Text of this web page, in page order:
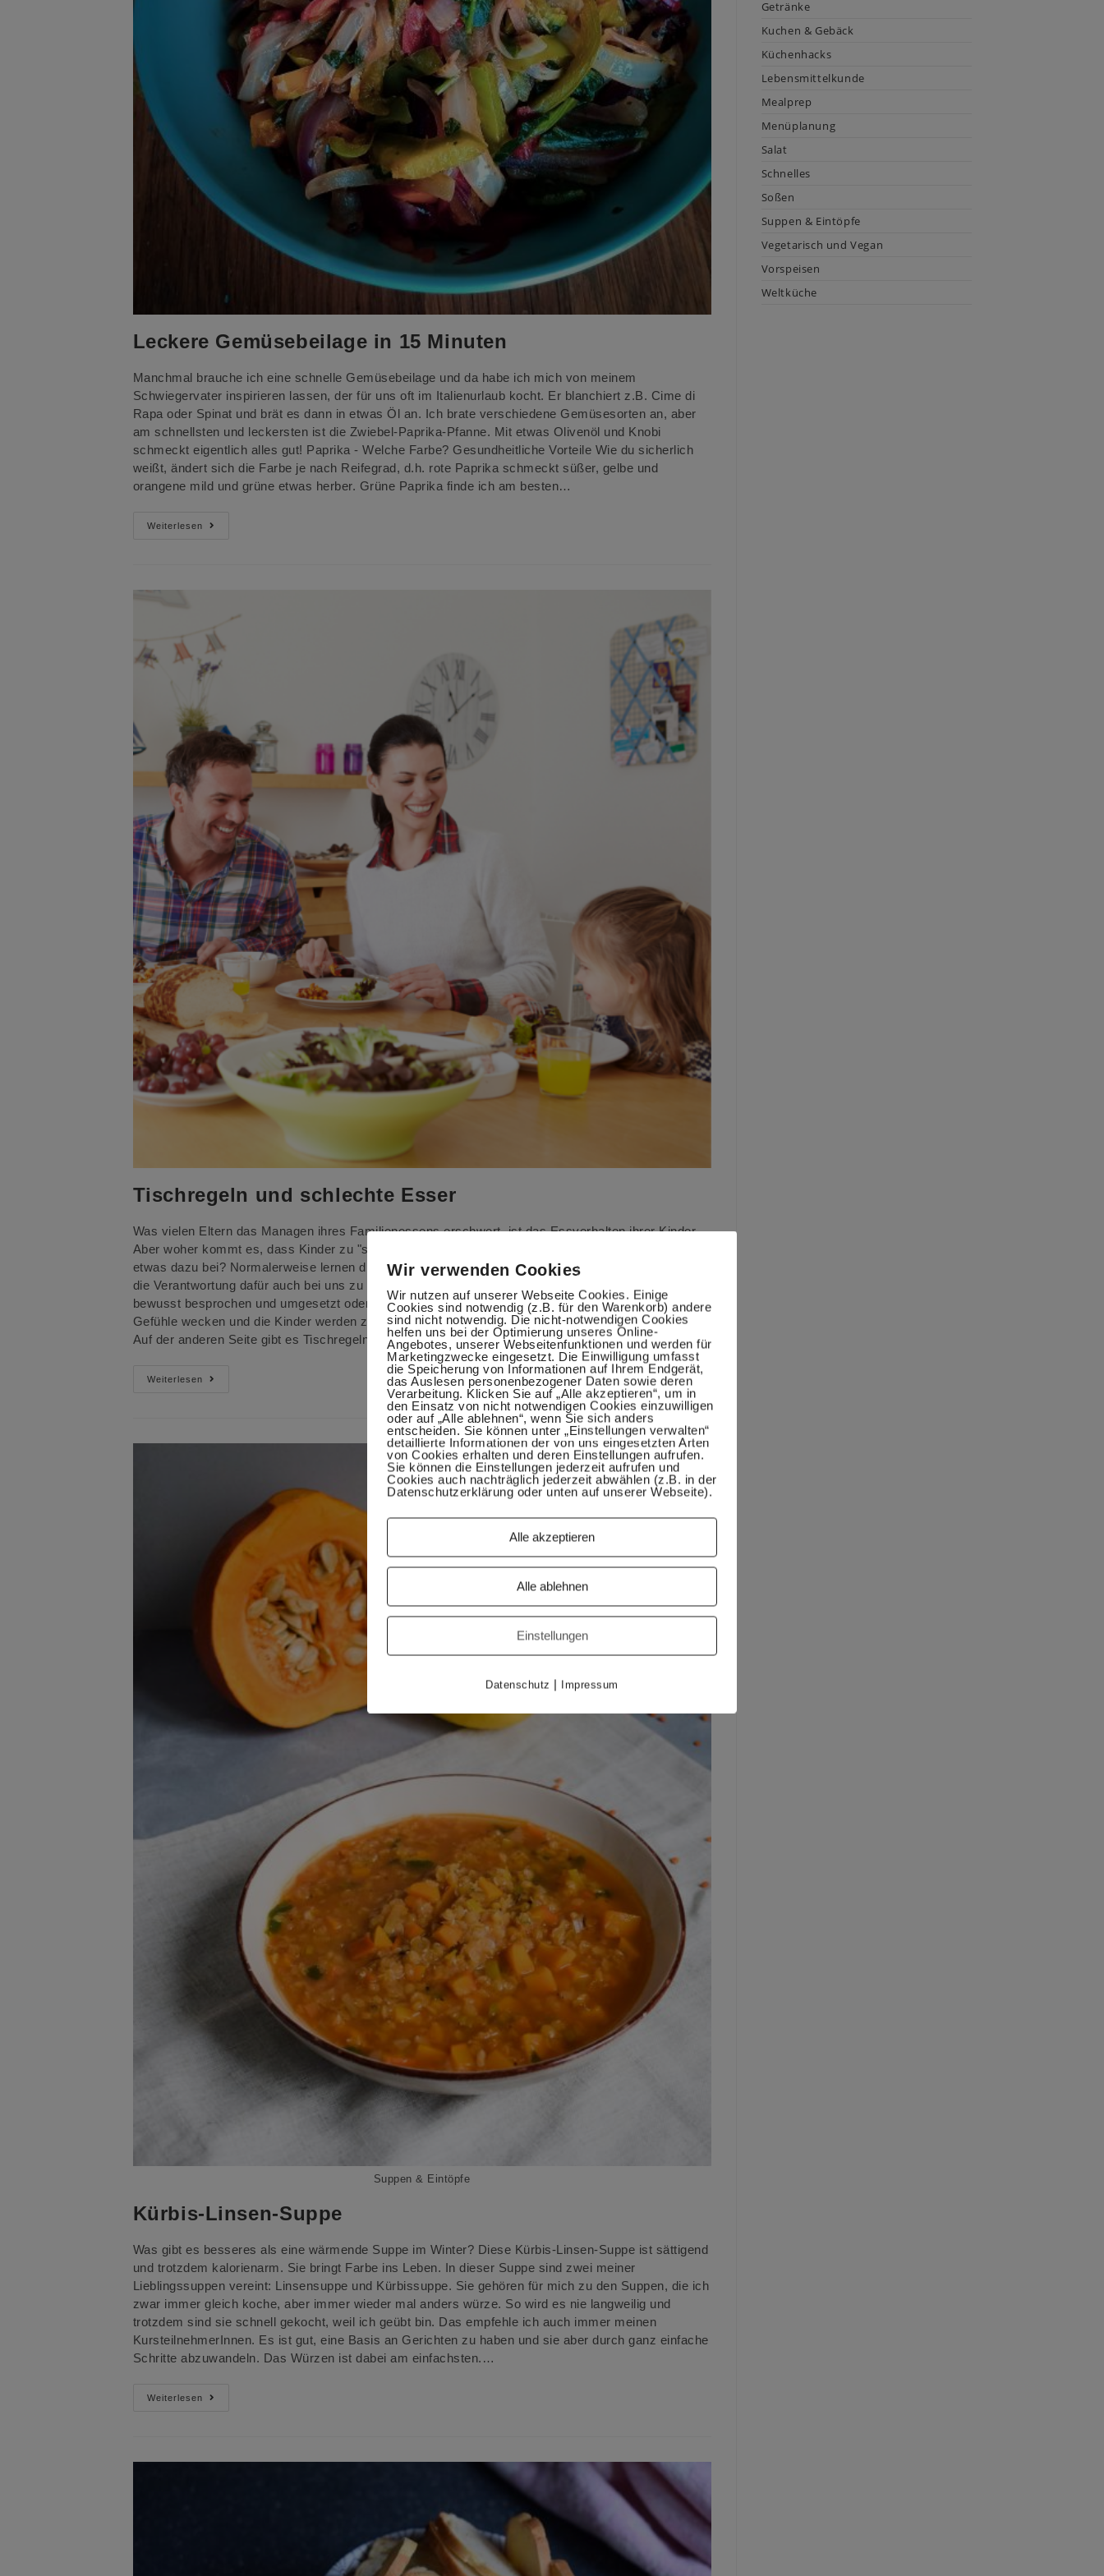
Leckere Gemüsebeilage in 15 Minuten
Manchmal brauche ich eine schnelle Gemüsebeilage und da habe ich mich von meinem
Schwiegervater inspirieren lassen, der für uns oft im Italienurlaub kocht. Er blanchiert z.B. Cime di
Rapa oder Spinat und brät es dann in etwas Öl an. Ich brate verschiedene Gemüsesorten an, aber
am schnellsten und leckersten ist die Zwiebel-Paprika-Pfanne. Mit etwas Olivenöl und Knobi
schmeckt eigentlich alles gut! Paprika - Welche Farbe? Gesundheitliche Vorteile Wie du sicherlich
weißt, ändert sich die Farbe je nach Reifegrad, d.h. rote Paprika schmeckt süßer, gelbe und
orangene mild und grüne etwas herber. Grüne Paprika finde ich am besten…
WeiterlesenLeckere
Tischregeln und schlechte Esser
Was vielen Eltern das Managen ihres Familienessens erschwert, ist das Essverhalten ihrer Kinder.
Aber woher kommt es, dass Kinder zu "schlechten" Essern werden. Tragen wir als Eltern vielleicht
etwas dazu bei? Normalerweise lernen die Babys das Essen von uns Eltern, deshalb bin ich geneigt
die Verantwortung dafür auch bei uns zu sehen. In den meisten Familien gibt es wohl Tischregeln, ob
bewusst besprochen und umgesetzt oder "natürlich gewachsen". Manche Regeln können positive
Gefühle wecken und die Kinder werden zu "guten" Essern, die nicht nur Nudeln mit Ketchup essen.
Auf der anderen Seite gibt es Tischregeln, die genau…
WeiterlesenTischregeln
Suppen & Eintöpfe
Kürbis-Linsen-Suppe
Was gibt es besseres als eine wärmende Suppe im Winter? Diese Kürbis-Linsen-Suppe ist sättigend
und trotzdem kalorienarm. Sie bringt Farbe ins Leben. In dieser Suppe sind zwei meiner
Lieblingssuppen vereint: Linsensuppe und Kürbissuppe. Sie gehören für mich zu den Suppen, die ich
zwar immer gleich koche, aber immer wieder mal anders würze. So wird es nie langweilig und
trotzdem sind sie schnell gekocht, weil ich geübt bin. Das empfehle ich auch immer meinen
KursteilnehmerInnen. Es ist gut, eine Basis an Gerichten zu haben und sie aber durch ganz einfache
Schritte abzuwandeln. Das Würzen ist dabei am einfachsten.…
WeiterlesenKürbis-
Getränke
Kuchen & Gebäck
Küchenhacks
Lebensmittelkunde
Mealprep
Menüplanung
Salat
Schnelles
Soßen
Suppen & Eintöpfe
Vegetarisch und Vegan
Vorspeisen
Weltküche
Wir verwenden Cookies
Wir nutzen auf unserer Webseite Cookies. Einige
Cookies sind notwendig (z.B. für den Warenkorb) andere
sind nicht notwendig. Die nicht-notwendigen Cookies
helfen uns bei der Optimierung unseres Online-
Angebotes, unserer Webseitenfunktionen und werden für
Marketingzwecke eingesetzt. Die Einwilligung umfasst
die Speicherung von Informationen auf Ihrem Endgerät,
das Auslesen personenbezogener Daten sowie deren
Verarbeitung. Klicken Sie auf „Alle akzeptieren“, um in
den Einsatz von nicht notwendigen Cookies einzuwilligen
oder auf „Alle ablehnen“, wenn Sie sich anders
entscheiden. Sie können unter „Einstellungen verwalten“
detaillierte Informationen der von uns eingesetzten Arten
von Cookies erhalten und deren Einstellungen aufrufen.
Sie können die Einstellungen jederzeit aufrufen und
Cookies auch nachträglich jederzeit abwählen (z.B. in der
Datenschutzerklärung oder unten auf unserer Webseite).
Alle akzeptieren
Alle ablehnen
Einstellungen
Datenschutz | Impressum